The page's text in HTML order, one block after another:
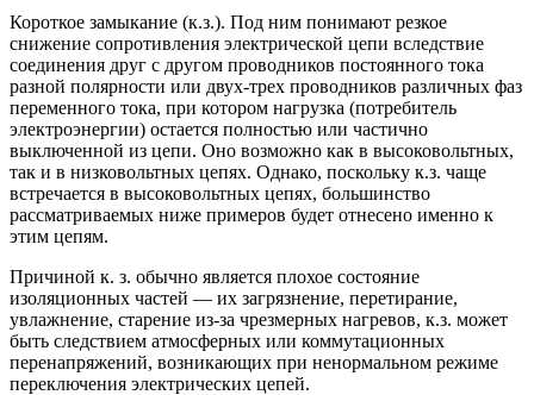
Короткое замыкание (к.з.). Под ним понимают резкое
снижение сопротивления электрической цепи вследствие
соединения друг с другом проводников постоянного тока
разной полярности или двух-трех проводников различных фаз
переменного тока, при котором нагрузка (потребитель
электроэнергии) остается полностью или частично
выключенной из цепи. Оно возможно как в высоковольтных,
так и в низковольтных цепях. Однако, поскольку к.з. чаще
встречается в высоковольтных цепях, большинство
рассматриваемых ниже примеров будет отнесено именно к
этим цепям.
Причиной к. з. обычно является плохое состояние
изоляционных частей — их загрязнение, перетирание,
увлажнение, старение из-за чрезмерных нагревов, к.з. может
быть следствием атмосферных или коммутационных
перенапряжений, возникающих при ненормальном режиме
переключения электрических цепей.